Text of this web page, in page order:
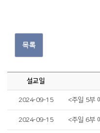
목록
설교일
2024-09-15
2024-09-15